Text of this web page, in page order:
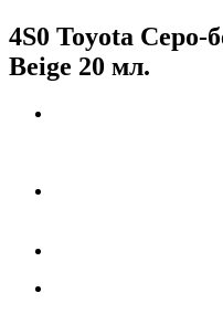
4S0 Toyota
Beige 20 мл.